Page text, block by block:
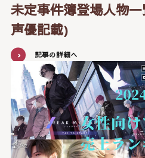
未定事件簿登場人物
声優記載)
記事の詳細へ